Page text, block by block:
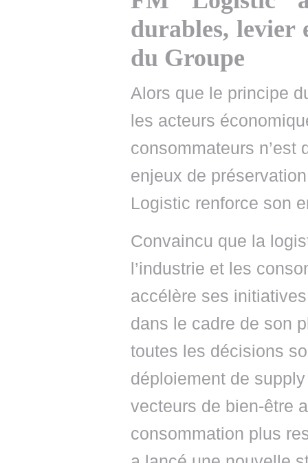
durables, levier
du Groupe
Alors que le principe
les acteurs
consommateurs
enjeux de
Logistic renforce son
Convaincu que la
l’industrie et les
accélère ses
dans le cadre de son
toutes les décisions
déploiement de
vecteurs de bien-être
consommation plus